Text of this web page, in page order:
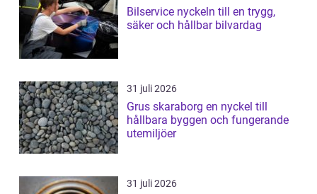
Bilservice nyckeln till en trygg,
säker och hållbar bilvardag
31 juli 2026
Grus skaraborg en nyckel till
hållbara byggen och fungerande
utemiljöer
31 juli 2026